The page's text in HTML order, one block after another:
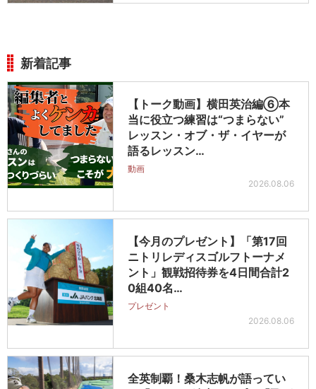
新着記事
【トーク動画】横田英治編⑥本
当に役立つ練習は“つまらない”
レッスン・オブ・ザ・イヤーが
語るレッスン…
動画
2026.08.06
【今月のプレゼント】「第17回
ニトリレディスゴルフトーナメ
ント」観戦招待券を4日間合計2
0組40名…
プレゼント
2026.08.06
全英制覇！桑木志帆が語ってい